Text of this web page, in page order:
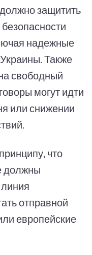
защитить
надежные
Также
свободный
могут идти
или снижении
что
должны
отправной
европейские